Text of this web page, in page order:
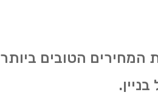
המחירים הטובים ביותר